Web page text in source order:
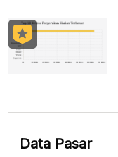
Data Pasar